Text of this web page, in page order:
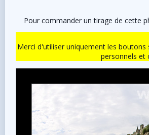
Pour commander un tirage de cette
Merci d'utiliser uniquement les
personnels et